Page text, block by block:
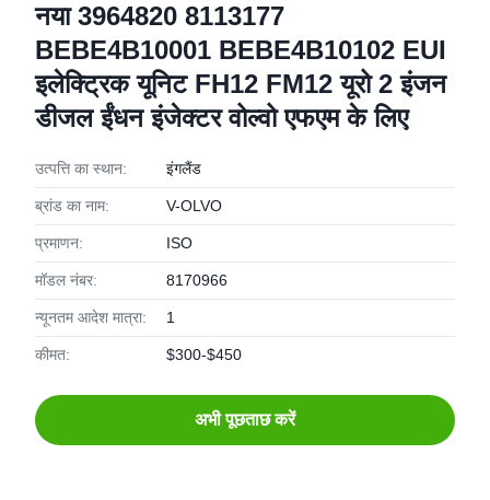
नया 3964820 8113177
BEBE4B10001 BEBE4B10102 EUI
इलेक्ट्रिक यूनिट FH12 FM12 यूरो 2 इंजन
डीजल ईंधन इंजेक्टर वोल्वो एफएम के लिए
उत्पत्ति का स्थान: इंगलैंड
ब्रांड का नाम: V-OLVO
प्रमाणन: ISO
मॉडल नंबर: 8170966
न्यूनतम आदेश मात्रा: 1
कीमत: $300-$450
अभी पूछताछ करें